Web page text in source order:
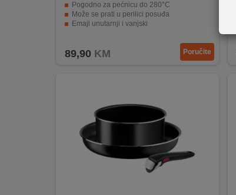
Pogodno za pećnicu do 280°C
Može se prati u perilici posuđa
Emajl unutarnji i vanjski
89,90 KM Poručite